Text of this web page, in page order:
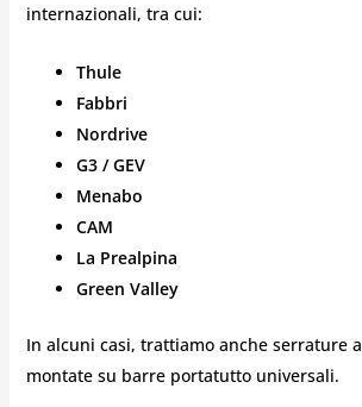
internazionali, tra cui:
Thule
Fabbri
Nordrive
G3 / GEV
Menabo
CAM
La Prealpina
Green Valley
In alcuni casi, trattiamo anche serrature
montate su barre portatutto universali.